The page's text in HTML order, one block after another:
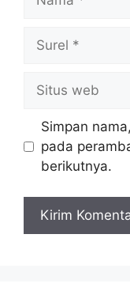
Surel
Situs
web
Simpan
pada
berikutnya.